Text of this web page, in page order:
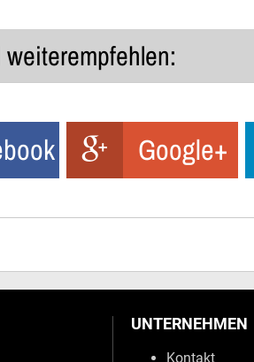
Google+
UNTERNEHMEN
Kontakt